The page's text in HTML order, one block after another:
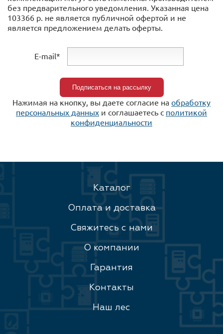
без предварительного уведомления. Указанная цена
103366 р. не является публичной офертой и не
является предложением делать оферты.
E-mail*
Нажимая на кнопку, вы даете согласие на обработку
персональных данных и соглашаетесь c политикой
конфиденциальности
Каталог
Оплата и доставка
Свяжитесь с нами
О компании
Гарантия
Контакты
Наш лес